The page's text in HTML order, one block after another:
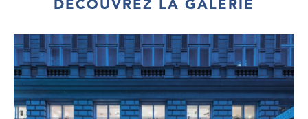
excellent
condition
H 44 cm, W 23 cm, D 20 cm
DÉCOUVREZ LA GALERIE